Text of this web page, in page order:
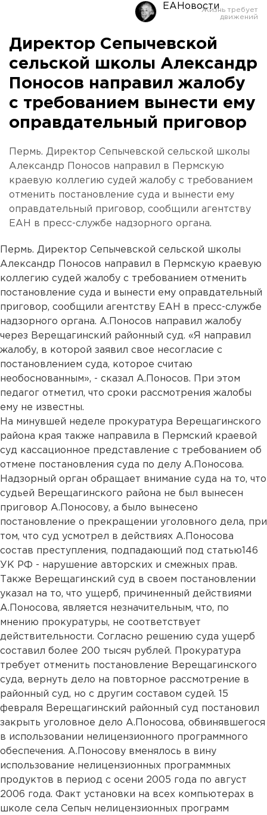
ЕАНовости
Директор Сепычевской
сельской школы Александр
Поносов направил жалобу
с требованием вынести ему
оправдательный приговор
Пермь. Директор Сепычевской сельской школы
Александр Поносов направил в Пермскую
краевую коллегию судей жалобу с требованием
отменить постановление суда и вынести ему
оправдательный приговор, сообщили агентству
ЕАН в пресс-службе надзорного органа.
Пермь. Директор Сепычевской сельской школы
Александр Поносов направил в Пермскую краевую
коллегию судей жалобу с требованием отменить
постановление суда и вынести ему оправдательный
приговор, сообщили агентству ЕАН в пресс-службе
надзорного органа. А.Поносов направил жалобу
через Верещагинский районный суд. «Я направил
жалобу, в которой заявил свое несогласие с
постановлением суда, которое считаю
необоснованным», - сказал А.Поносов. При этом
педагог отметил, что сроки рассмотрения жалобы
ему не известны.
На минувшей неделе прокуратура Верещагинского
района края также направила в Пермский краевой
суд кассационное представление с требованием об
отмене постановления суда по делу А.Поносова.
Надзорный орган обращает внимание суда на то, что
судьей Верещагинского района не был вынесен
приговор А.Поносову, а было вынесено
постановление о прекращении уголовного дела, при
том, что суд усмотрел в действиях А.Поносова
состав преступления, подпадающий под статью146
УК РФ - нарушение авторских и смежных прав.
Также Верещагинский суд в своем постановлении
указал на то, что ущерб, причиненный действиями
А.Поносова, является незначительным, что, по
мнению прокуратуры, не соответствует
действительности. Согласно решению суда ущерб
составил более 200 тысяч рублей. Прокуратура
требует отменить постановление Верещагинского
суда, вернуть дело на повторное рассмотрение в
районный суд, но с другим составом судей. 15
февраля Верещагинский районный суд постановил
закрыть уголовное дело А.Поносова, обвинявшегося
в использовании нелицензионного программного
обеспечения. А.Поносову вменялось в вину
использование нелицензионных программных
продуктов в период с осени 2005 года по август
2006 года. Факт установки на всех компьютерах в
школе села Сепыч нелицензионных программ